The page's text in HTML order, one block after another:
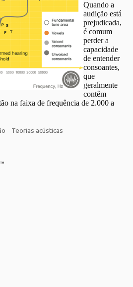
Quando a
audição está
prejudicada,
é comum
perder a
capacidade
de entender
consoantes,
que
geralmente
contêm
na faixa de frequência de 2.000 a
Teorias acústicas